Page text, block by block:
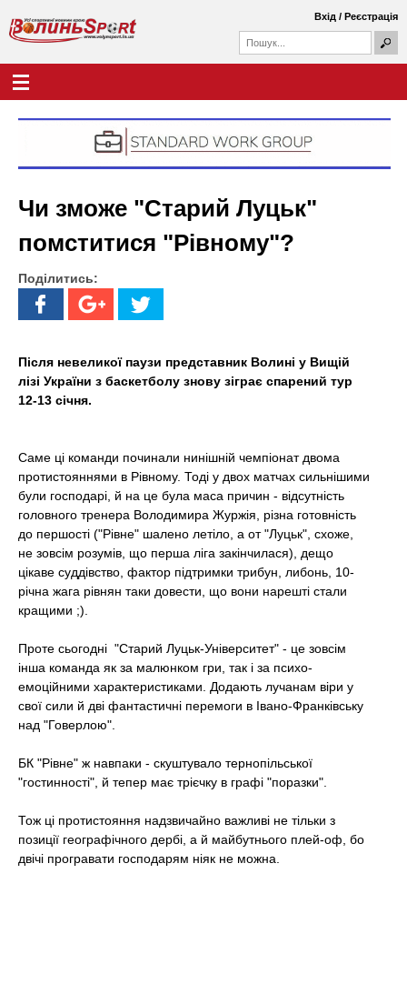
вмісту
В
о
н
ь
S
p
o
о
у
к
о
в
а
о
м
о
ш
Вхід / Реєстрація
Чи зможе "Старий Луцьк"
помститися "Рівному"?
Поділитись:
Після невеликої паузи представник Волині у Вищій
лізі України з баскетболу знову зіграє спарений тур
12-13 січня.
Саме ці команди починали нинішній чемпіонат двома
протистояннями в Рівному. Тоді у двох матчах сильнішими
були господарі, й на це була маса причин - відсутність
головного тренера Володимира Журжія, різна готовність
до першості ("Рівне" шалено летіло, а от "Луцьк", схоже,
не зовсім розумів, що перша ліга закінчилася), дещо
цікаве суддівство, фактор підтримки трибун, либонь, 10-
річна жага рівнян таки довести, що вони нарешті стали
кращими ;).
Проте сьогодні "Старий Луцьк-Університет" - це зовсім
інша команда як за малюнком гри, так і за психо-
емоційними характеристиками. Додають лучанам віри у
свої сили й дві фантастичні перемоги в Івано-Франківську
над "Говерлою".
БК "Рівне" ж навпаки - скуштувало тернопільської
"гостинності", й тепер має трієчку в графі "поразки".
Тож ці протистояння надзвичайно важливі не тільки з
позиції географічного дербі, а й майбутнього плей-оф, бо
двічі програвати господарям ніяк не можна.